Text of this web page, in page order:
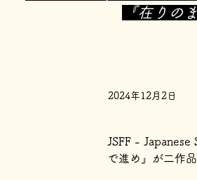
『在りの
2024年12月2日
JSFF -
で進め』が二作